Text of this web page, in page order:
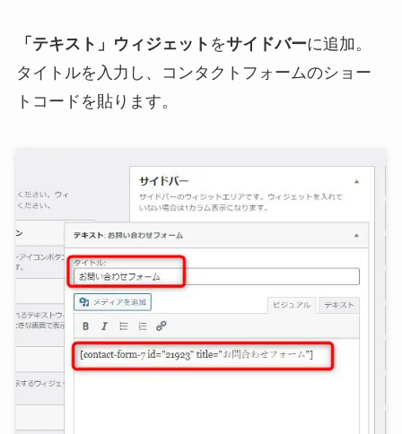
「テキスト」ウィジェット をサイドバーに追加。
タイトルを入力し、コンタクトフォームのショー
トコードを貼ります。